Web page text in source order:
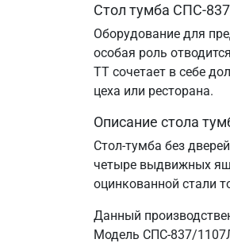
Стол тумба СПС-
Оборудование для
особая роль
ТТ сочетает в себе
цеха или ресторана.
Описание стола
Стол-тумба без
четыре выдвижных
оцинкованной стали
Данный
Модель СПС-837/